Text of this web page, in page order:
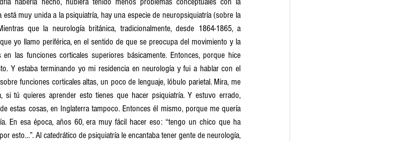
muy unida a la psiquiatría, hay una especie de neuropsiquiatría (sobre la
que la neurología británica, tradicionalmente, desde 1864-1865, a
yo llamo periférica, en el sentido de que se preocupa del movimiento y la
las funciones corticales superiores básicamente. Entonces, porque hice
Y estaba terminando yo mi residencia en neurología y fui a hablar con el
funciones corticales altas, un poco de lenguaje, lóbulo parietal. Mira, me
si tú quieres aprender esto tienes que hacer psiquiatría. Y estuvo errado,
estas cosas, en Inglaterra tampoco. Entonces él mismo, porque me quería
En esa época, años 60, era muy fácil hacer eso: “tengo un chico que ha
esto…”. Al catedrático de psiquiatría le encantaba tener gente de neurología,